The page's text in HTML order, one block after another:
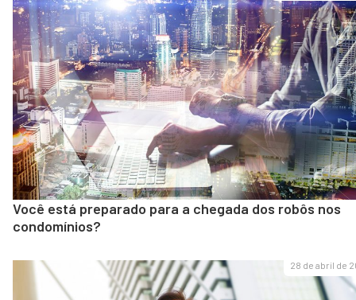
Você está preparado para a chegada dos robôs nos
condomínios?
28 de abril de